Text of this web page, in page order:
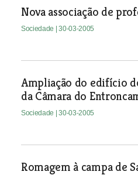
Nova associação de
Sociedade | 30-03-2005
Ampliação do edifício
da Câmara do
Sociedade | 30-03-2005
Romagem à campa de